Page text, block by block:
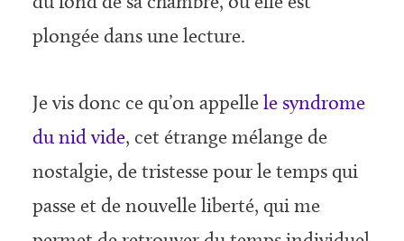
plongée dans une lecture.
Je vis donc ce qu’on appellele syndrome
du nid vide, cet étrange mélange de
nostalgie, de tristesse pour le temps qui
passe et de nouvelle liberté, qui me